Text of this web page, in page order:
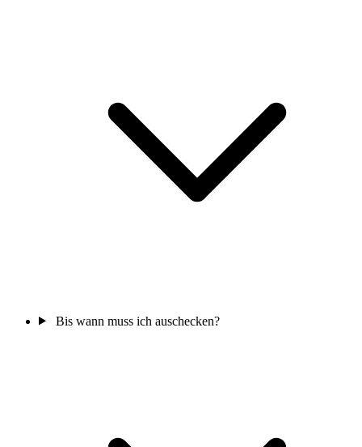
Bis wann muss ich auschecken?